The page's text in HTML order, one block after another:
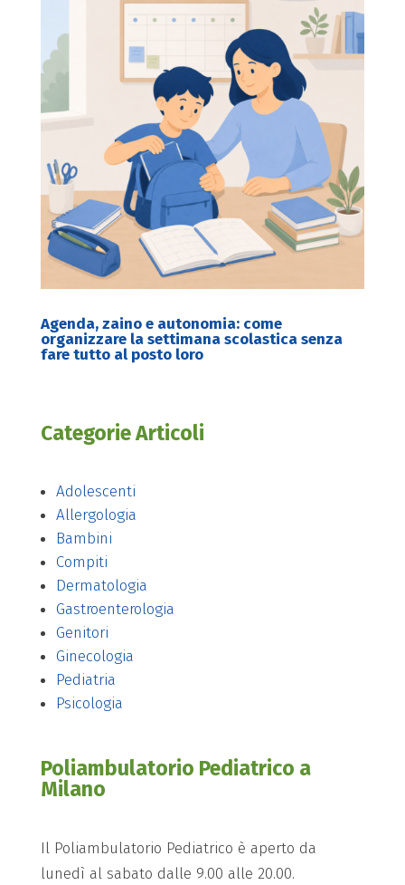
Agenda, zaino e autonomia: come
organizzare la settimana scolastica senza
fare tutto al posto loro
Categorie Articoli
Adolescenti
Allergologia
Bambini
Compiti
Dermatologia
Gastroenterologia
Genitori
Ginecologia
Pediatria
Psicologia
Poliambulatorio Pediatrico a
Milano
Il Poliambulatorio Pediatrico è aperto da
lunedì al sabato dalle 9.00 alle 20.00.